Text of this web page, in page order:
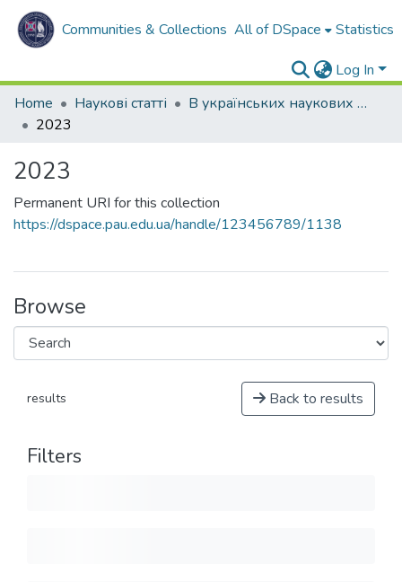
Communities & Collections All of DSpace Statistics
Log In
Home
Наукові статті
В українських наукових виданнях
2023
2023
Permanent URI for this collection
https://dspace.pau.edu.ua/handle/123456789/1138
Browse
results Back to results
Filters